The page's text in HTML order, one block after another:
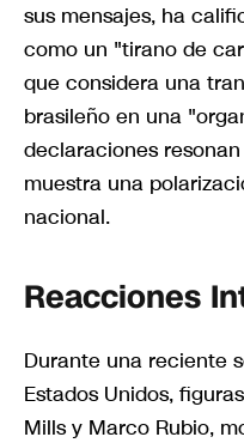
sus mensajes, ha
como un "tirano de
que considera una
brasileño en una
declaraciones
muestra una
nacional.
Reacciones
Durante una reciente
Estados Unidos,
Mills y Marco Rubio,